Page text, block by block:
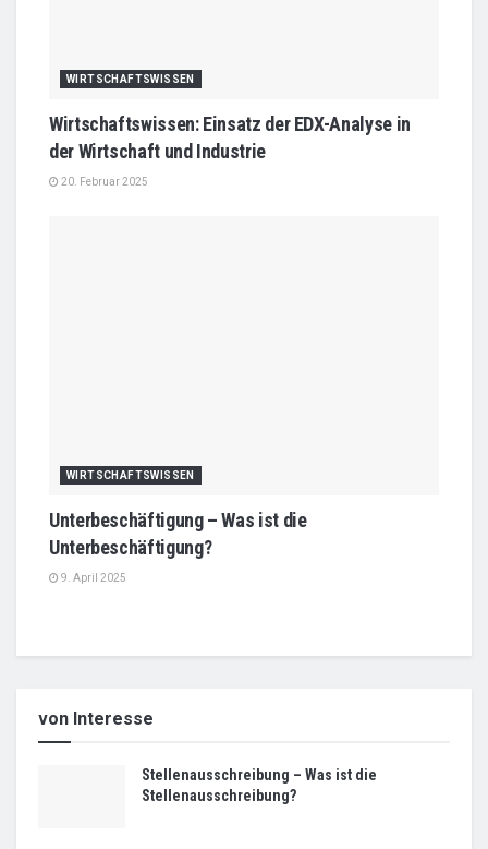
WIRTSCHAFTSWISSEN
Wirtschaftswissen: Einsatz der EDX-Analyse in
der Wirtschaft und Industrie
20. Februar 2025
WIRTSCHAFTSWISSEN
Unterbeschäftigung – Was ist die
Unterbeschäftigung?
9. April 2025
von Interesse
Stellenausschreibung – Was ist die
Stellenausschreibung?